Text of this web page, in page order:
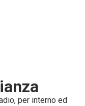
per interno ed